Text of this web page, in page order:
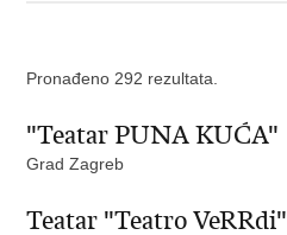
Pronađeno 292 rezultata.
"Teatar PUNA KUĆA"
Grad Zagreb
Teatar "Teatro VeRRdi"